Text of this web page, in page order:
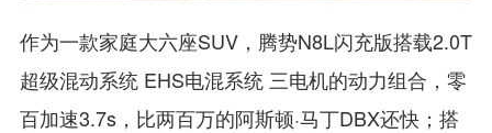
作为一款家庭大六座SUV，腾势N8L闪充版搭载2.0T
超级混动系统 EHS电混系统 三电机的动力组合，零
百加速3.7s，比两百万的阿斯顿·马丁DBX还快；搭